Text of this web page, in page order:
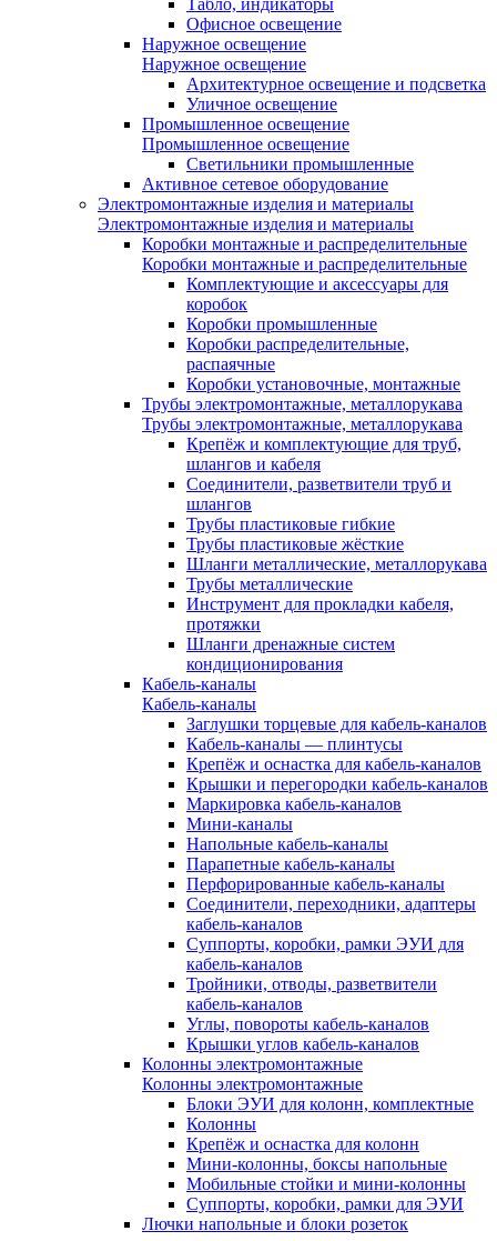
Табло, индикаторы
Офисное освещение
Наружное освещение
Наружное освещение
Архитектурное освещение и подсветка
Уличное освещение
Промышленное освещение
Промышленное освещение
Светильники промышленные
Активное сетевое оборудование
Электромонтажные изделия и материалы
Электромонтажные изделия и материалы
Коробки монтажные и распределительные
Коробки монтажные и распределительные
Комплектующие и аксессуары для
коробок
Коробки промышленные
Коробки распределительные,
распаячные
Коробки установочные, монтажные
Трубы электромонтажные, металлорукава
Трубы электромонтажные, металлорукава
Крепёж и комплектующие для труб,
шлангов и кабеля
Соединители, разветвители труб и
шлангов
Трубы пластиковые гибкие
Трубы пластиковые жёсткие
Шланги металлические, металлорукава
Трубы металлические
Инструмент для прокладки кабеля,
протяжки
Шланги дренажные систем
кондиционирования
Кабель-каналы
Кабель-каналы
Заглушки торцевые для кабель-каналов
Кабель-каналы — плинтусы
Крепёж и оснастка для кабель-каналов
Крышки и перегородки кабель-каналов
Маркировка кабель-каналов
Мини-каналы
Напольные кабель-каналы
Парапетные кабель-каналы
Перфорированные кабель-каналы
Соединители, переходники, адаптеры
кабель-каналов
Суппорты, коробки, рамки ЭУИ для
кабель-каналов
Тройники, отводы, разветвители
кабель-каналов
Углы, повороты кабель-каналов
Крышки углов кабель-каналов
Колонны электромонтажные
Колонны электромонтажные
Блоки ЭУИ для колонн, комплектные
Колонны
Крепёж и оснастка для колонн
Мини-колонны, боксы напольные
Мобильные стойки и мини-колонны
Суппорты, коробки, рамки для ЭУИ
Лючки напольные и блоки розеток